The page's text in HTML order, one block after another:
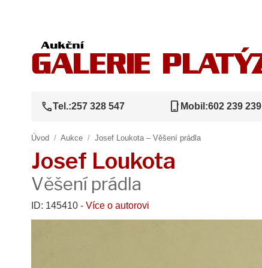
callTel.:257 328 547 phone_iphone Mobil:602 239 239
Úvod / Aukce / Josef Loukota – Věšení prádla
Josef Loukota
Věšení prádla
ID: 145410 - Více o autorovi